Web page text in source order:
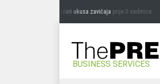
MIĆANOVIĆ: Čuvari ukusa zavičajaprije 3 sedmice
BUSINESS SERVICES